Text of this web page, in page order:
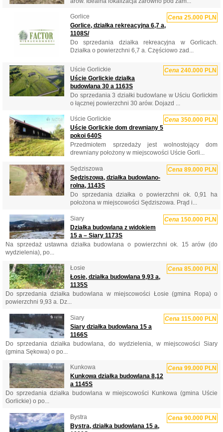
Gorlice Cena 25.000 PLN
Gorlice, działka rekreacyjna 6,7 a,
1108S/
Do sprzedania działka rekreacyjna w Gorlicach.
Działka o powierzchni 6,7 a. Częściowo zad...
Uście Gorlickie Cena 240.000 PLN
Uście Gorlickie działka
budowlana 30 a 1163S
Do sprzedania 3 działki budowlane w Uściu Gorlickim
o łącznej powierzchni 30 arów. Dojazd ...
Uście Gorlickie Cena 350.000 PLN
Uście Gorlickie dom drewniany 5
pokoi 640S
Przedmiotem sprzedaży jest wolnostojący dom
drewniany położony w miejscowości Uście Gorli...
Sędziszowa Cena 89.000 PLN
Sędziszowa, działka budowlano-
rolna, 1143S
Do sprzedania działka o powierzchni ok. 0,91 ha
położona w miejscowości Sędziszowa. Prąd i...
Siary Cena 150.000 PLN
Działka budowlana z widokiem
15 a – Siary 1173S
Na sprzedaż ustawna działka budowlana o powierzchni ok. 15 arów (do
wydzielenia), po...
Łosie Cena 85.000 PLN
Łosie, działka budowlana 9,93 a,
1135S
Do sprzedania działka budowlana w miejscowości Łosie (gmina Ropa) o
powierzchni 9,93 a. Dz...
Siary Cena 115.000 PLN
Siary działka budowlana 15 a
1166S
Do sprzedania działka budowlana, do wydzielenia, w miejscowości Siary
(gmina Sękowa) o po...
Kunkowa Cena 99.000 PLN
Kunkowa działka budowlana 8,12
a 1145S
Do sprzedania działka budowlana w miejscowości Kunkowa (gmina Uście
Gorlickie) o po...
Bystra Cena 90.000 PLN
Bystra, działka budowlana 15 a,